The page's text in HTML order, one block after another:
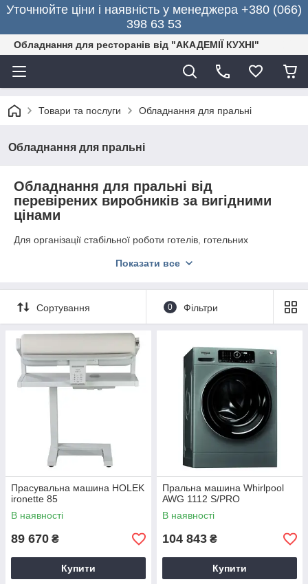
Уточнюйте ціни і наявність у менеджера +380 (066)
398 63 53
Обладнання для ресторанів від "АКАДЕМІЇ КУХНІ"
Товари та послуги Обладнання для пральні
Обладнання для пральні
Обладнання для пральні від
перевірених виробників за вигідними
цінами
Для організації стабільної роботи готелів, готельних
скористатися пральні технікою. Професійні пристрої
кількість білизни. Спеціалізовані апарати також затребувані в
лікарнях, спортклубах, будинках відпочинку, пансіонатах,
КомпаніяХаркова«Академія кухні
обладнання для пральні за доступною вартості.
Представлені моделі значно спростять роботу персоналу і
прискорює виробничий процес.
Показати все
Сортування 0 Фільтри
Прасувальна машина HOLEK
ironette 85
В наявності
89 670 ₴
Купити
Пральна машина Whirlpool
AWG 1112 S/PRO
В наявності
104 843 ₴
Купити